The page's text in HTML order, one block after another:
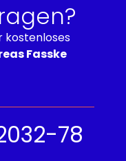
kostenloses
Fasske
78